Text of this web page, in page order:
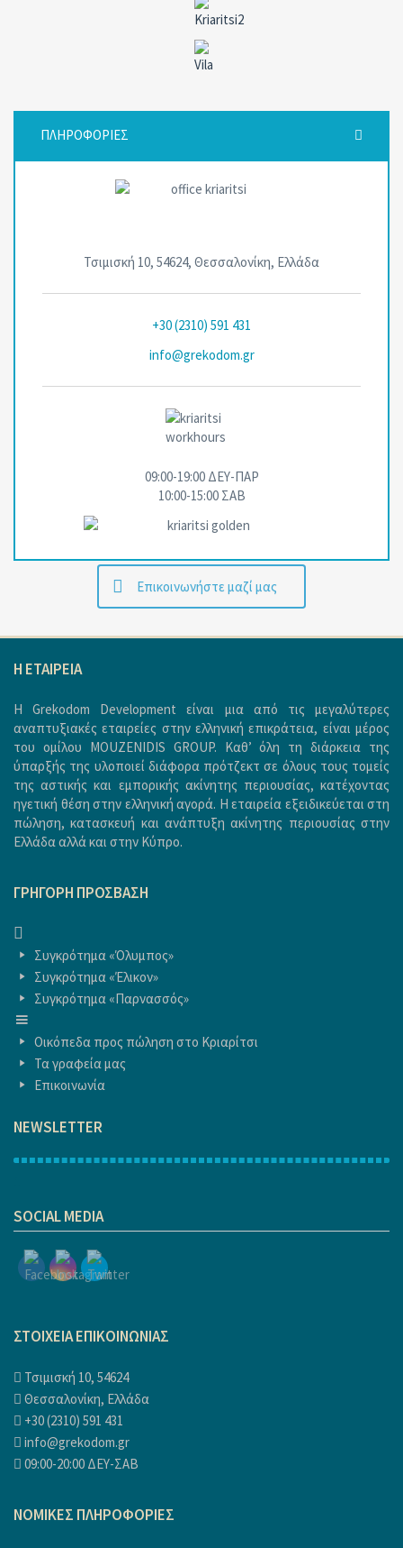
ΠΛΗΡΟΦΟΡΙΕΣ
Τσιμισκή 10, 54624, Θεσσαλονίκη, Ελλάδα
+30 (2310) 591 431
info@grekodom.gr
09:00-19:00 ΔΕΥ-ΠΑΡ
10:00-15:00 ΣΑΒ
Επικοινωνήστε μαζί μας
H ΕΤΑΙΡΕΙΑ
Η Grekodom Development είναι μια από τις μεγαλύτερες
αναπτυξιακές εταιρείες στην ελληνική επικράτεια, είναι μέρος
του ομίλου MOUZENIDIS GROUP. Καθ’ όλη τη διάρκεια της
ύπαρξής της υλοποιεί διάφορα πρότζεκτ σε όλους τους τομείς
της αστικής και εμπορικής ακίνητης περιουσίας, κατέχοντας
ηγετική θέση στην ελληνική αγορά. Η εταιρεία εξειδικεύεται στη
πώληση, κατασκευή και ανάπτυξη ακίνητης περιουσίας στην
Ελλάδα αλλά και στην Κύπρο.
ΓΡΉΓΟΡΗ ΠΡΌΣΒΑΣΗ
Συγκρότημα «Όλυμπος»
Συγκρότημα «Έλικον»
Συγκρότημα «Παρνασσός»
Οικόπεδα προς πώληση στο Κριαρίτσι
Τα γραφεία μας
Επικοινωνία
NEWSLETTER
SOCIAL MEDIA
ΣΤΟΙΧΕΙΑ ΕΠΙΚΟΙΝΩΝΙΑΣ
Τσιμισκή 10, 54624
Θεσσαλονίκη, Ελλάδα
+30 (2310) 591 431
info@grekodom.gr
09:00-20:00 ΔΕΥ-ΣΑΒ
ΝΟΜΙΚΕΣ ΠΛΗΡΟΦΟΡΙΕΣ